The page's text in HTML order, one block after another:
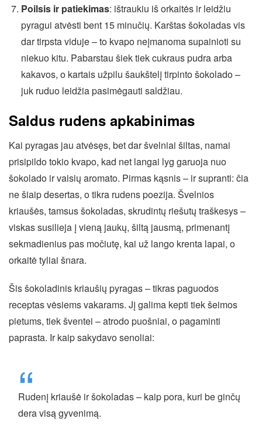
Poilsis ir patiekimas: ištraukiu iš orkaitės ir leidžiu
pyragui atvėsti bent 15 minučių. Karštas šokoladas vis
dar tirpsta viduje – to kvapo neįmanoma supainioti su
niekuo kitu. Pabarstau šiek tiek cukraus pudra arba
kakavos, o kartais užpilu šaukštelį tirpinto šokolado –
juk ruduo leidžia pasimėgauti saldžiau.
Saldus rudens apkabinimas
Kai pyragas jau atvėsęs, bet dar švelniai šiltas, namai
prisipildo tokio kvapo, kad net langai lyg garuoja nuo
šokolado ir vaisių aromato. Pirmas kąsnis – ir supranti: čia
ne šiaip desertas, o tikra rudens poezija. Švelnios
kriaušės, tamsus šokoladas, skrudintų riešutų traškesys –
viskas susilieja į vieną jaukų, šiltą jausmą, primenantį
sekmadienius pas močiutę, kai už lango krenta lapai, o
orkaitė tyliai šnara.
Šis šokoladinis kriaušių pyragas – tikras paguodos
receptas vėsiems vakarams. Jį galima kepti tiek šeimos
pietums, tiek šventei – atrodo puošniai, o pagaminti
paprasta. Ir kaip sakydavo senoliai:
Rudenį kriaušė ir šokoladas – kaip pora, kuri be ginčų
dera visą gyvenimą.